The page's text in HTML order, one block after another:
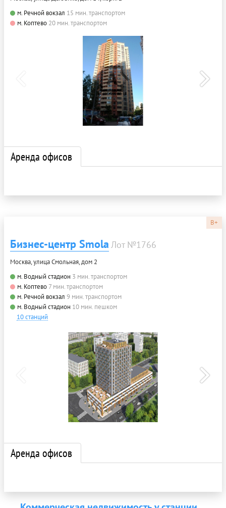
м. Речной вокзал 15 мин. транспортом
м. Коптево 20 мин. транспортом
Аренда офисов
B+
Бизнес-центр Smola Лот №1766
Москва, улица Смольная, дом 2
м. Водный стадион 3 мин. транспортом
м. Коптево 7 мин. транспортом
м. Речной вокзал 9 мин. транспортом
м. Водный стадион 10 мин. пешком
10 станций
Аренда офисов